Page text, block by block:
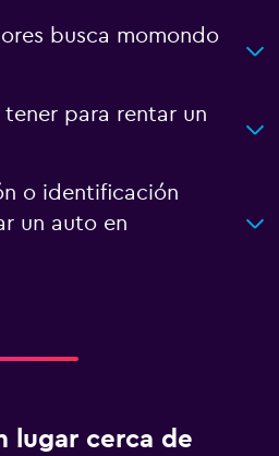
busca momondo
para rentar un
o identificación
un auto en
lugar cerca de